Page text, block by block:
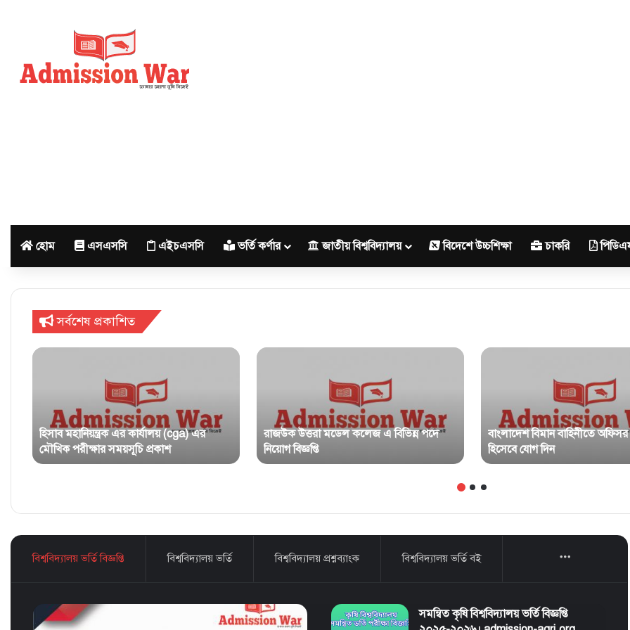
হোম এসএসসি এইচএসসি ভর্তি কর্ণার জাতীয় বিশ্ববিদ্যালয় বিদেশে উচ্চশিক্ষা চাকরি
সর্বশেষ প্রকাশিত
হিসাব মহানিয়ন্ত্রক এর কার্যালয় (cga) এর
মৌখিক পরীক্ষার সময়সূচি প্রকাশ
রাজউক উত্তরা মডেল কলেজ এ বিভিন্ন পদে
নিয়োগ বিজ্ঞপ্তি
বাংলাদেশ বিমান বাহিনীতে
হিসেবে যোগ দিন
বিশ্ববিদ্যালয় ভর্তি বিজ্ঞপ্তি বিশ্ববিদ্যালয় ভর্তি বিশ্ববিদ্যালয় প্রশ্নব্যাংক বিশ্ববিদ্যালয় ভর্তি বই More
সমন্বিত কৃষি বিশ্ববিদ্যালয় ভর্তি বিজ্ঞপ্তি